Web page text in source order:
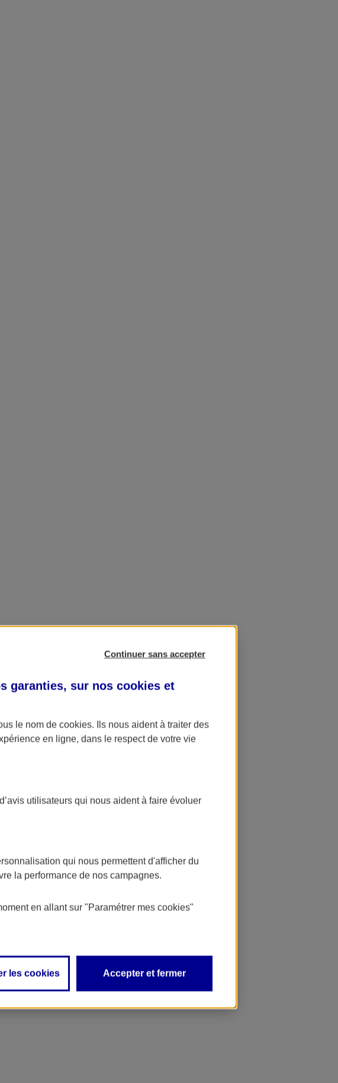
Continuer sans accepter
garanties, sur nos cookies et
le nom de cookies. Ils nous aident à traiter des
en ligne, dans le respect de votre vie
utilisateurs qui nous aident à faire évoluer
qui nous permettent d'afficher du
la performance de nos campagnes.
en allant sur "Paramétrer mes cookies"
les cookies Accepter et fermer